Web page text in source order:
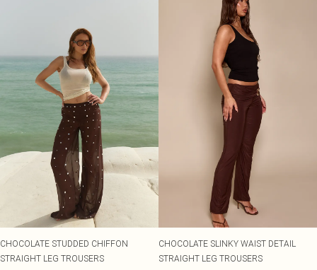
CHOCOLATE STUDDED CHIFFON
STRAIGHT LEG TROUSERS
CHOCOLATE SLINKY WAIST DETAIL
STRAIGHT LEG TROUSERS